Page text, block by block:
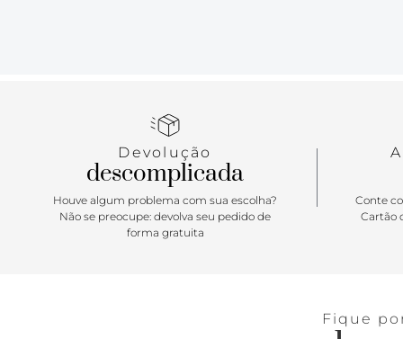
Devolução
descomplicada
Houve algum problema com sua escolha?
Não se preocupe: devolva seu pedido de
forma gratuita
Conte
Cartão
Fique